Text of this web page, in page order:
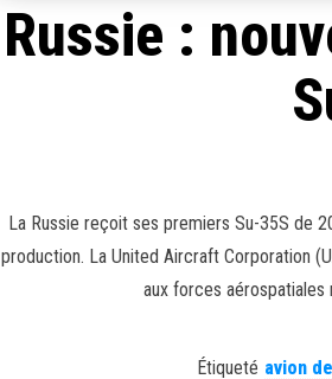
Russie :
La Russie reçoit ses premiers Su-35S de
production. La United Aircraft Corporation
aux forces aérospatiales
Étiqueté avion